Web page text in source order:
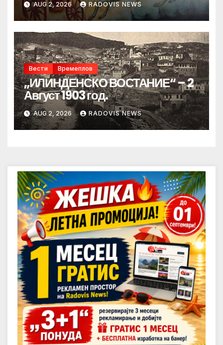
AUG 2, 2026 RADOVIS NEWS
Вести Времеплов
„ИЛИНДЕНСКО ВОСТАНИЕ“ – 2
Август 1903 год.
AUG 2, 2026 RADOVIS NEWS